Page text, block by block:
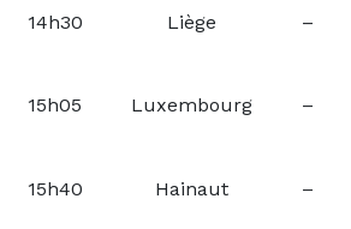
14h30 Liège –
15h05 Luxembourg –
15h40 Hainaut –